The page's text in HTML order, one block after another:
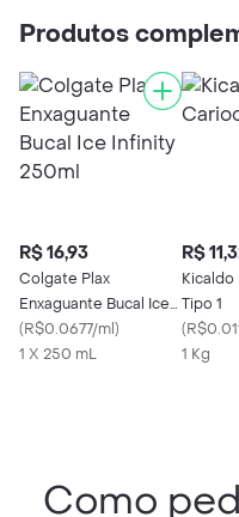
Produtos
R$ 16,93
Colgate Plax
Enxaguante Bucal Ice
Infinity 250ml
(R$0.0677/ml)
1 X 250 mL
R$
Kicaldo
Tipo 1
(
1 Kg
Como